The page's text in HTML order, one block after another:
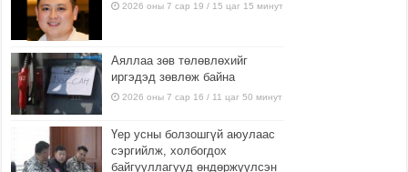
2026 оны 7 сар 19 / 15 цаг 15 минут
Аяллаа зөв төлөвлөхийг
иргэдэд зөвлөж байна
2026 оны 7 сар 16 / 11 цаг 50 минут
Үер усны болзошгүй аюулаас
сэргийлж, холбогдох
байгууллагууд өндөржүүлсэн